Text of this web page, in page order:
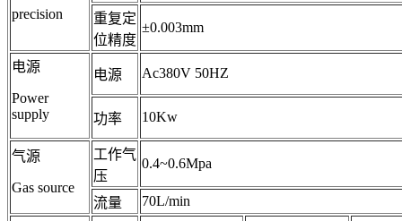
precision
重复定
位精度
±0.003mm
电源
Power
supply
电源 Ac380V 50HZ
功率 10Kw
气源
Gas source
工作气
压
0.4~0.6Mpa
流量 70L/min